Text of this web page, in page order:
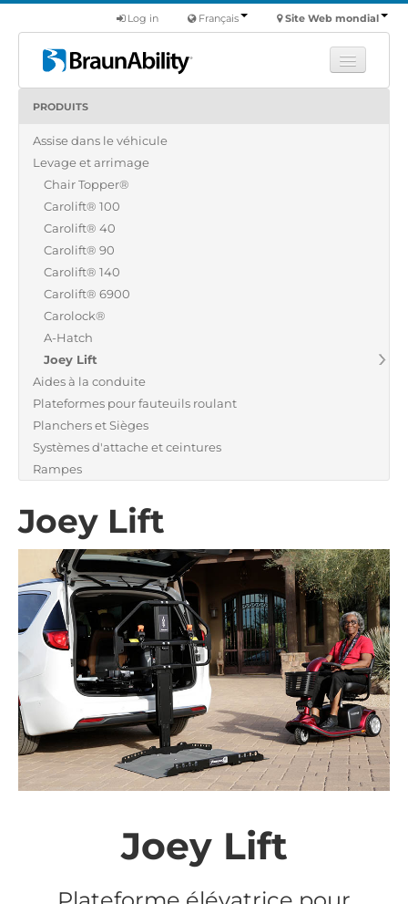
Site Web mondial
Français
Log in
Produits
Véhicules utilitaires
Nous
Trouver un revendeur
PRODUITS
Assise dans le véhicule
Levage et arrimage
Chair Topper®
Carolift® 100
Carolift® 40
Carolift® 90
Carolift® 140
Carolift® 6900
Carolock®
A-Hatch
Joey Lift
Aides à la conduite
Plateformes pour fauteuils roulant
Planchers et Sièges
Systèmes d'attache et ceintures
Rampes
Joey Lift
Joey Lift